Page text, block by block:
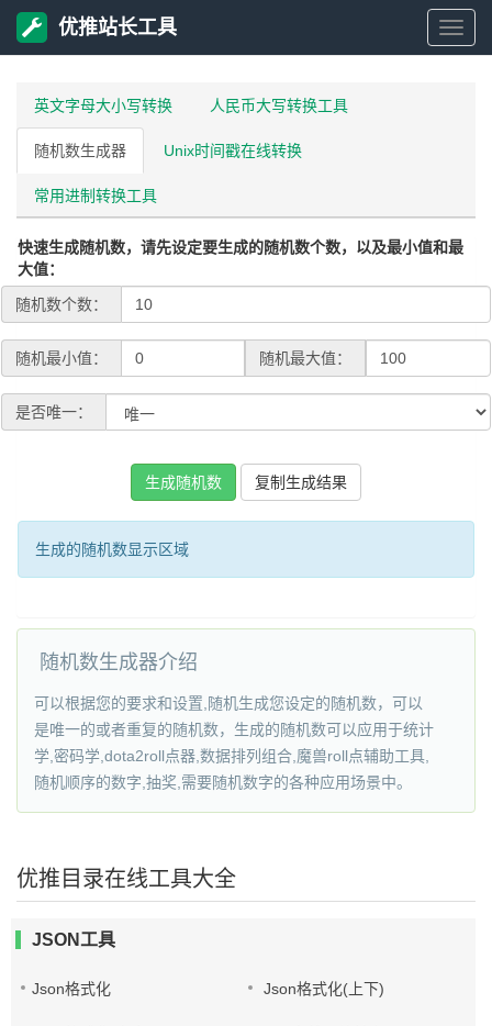
优
具
优推站长工具
英文字母大小写转换 人民币大写转换工具
随机数生成器 Unix时间戳在线转换
常用进制转换工具
快速生成随机数，请先设定要生成的随机数个数，以及最小值和最
大值：
随机数个数：
随机最小值： 随机最大值：
是否唯一：
生成随机数 复制生成结果
生成的随机数显示区域
随机数生成器介绍
可以根据您的要求和设置,随机生成您设定的随机数，可以
是唯一的或者重复的随机数，生成的随机数可以应用于统计
学,密码学,dota2roll点器,数据排列组合,魔兽roll点辅助工具,
随机顺序的数字,抽奖,需要随机数字的各种应用场景中。
优推目录在线工具大全
JSON工具
Json格式化 Json格式化(上下)